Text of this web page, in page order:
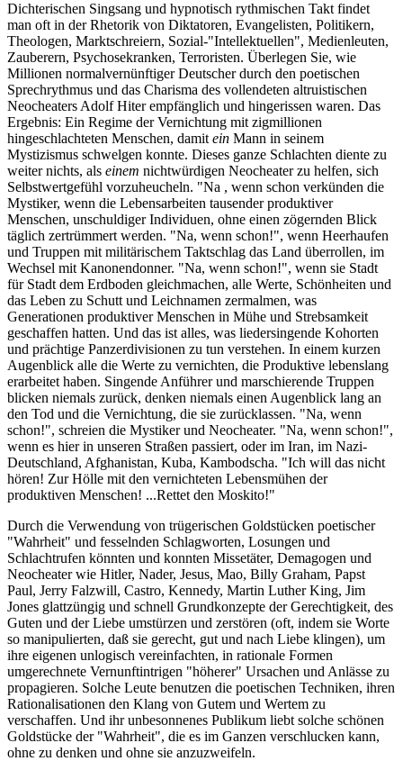
Dichterischen Singsang und hypnotisch rythmischen Takt findet
man oft in der Rhetorik von Diktatoren, Evangelisten, Politikern,
Theologen, Marktschreiern, Sozial-"Intellektuellen", Medienleuten,
Zauberern, Psychosekranken, Terroristen. Überlegen Sie, wie
Millionen normalvernünftiger Deutscher durch den poetischen
Sprechrythmus und das Charisma des vollendeten altruistischen
Neocheaters Adolf Hiter empfänglich und hingerissen waren. Das
Ergebnis: Ein Regime der Vernichtung mit zigmillionen
hingeschlachteten Menschen, damit ein Mann in seinem
Mystizismus schwelgen konnte. Dieses ganze Schlachten diente zu
weiter nichts, als einem nichtwürdigen Neocheater zu helfen, sich
Selbstwertgefühl vorzuheucheln. "Na , wenn schon verkünden die
Mystiker, wenn die Lebensarbeiten tausender produktiver
Menschen, unschuldiger Individuen, ohne einen zögernden Blick
täglich zertrümmert werden. "Na, wenn schon!", wenn Heerhaufen
und Truppen mit militärischem Taktschlag das Land überrollen, im
Wechsel mit Kanonendonner. "Na, wenn schon!", wenn sie Stadt
für Stadt dem Erdboden gleichmachen, alle Werte, Schönheiten und
das Leben zu Schutt und Leichnamen zermalmen, was
Generationen produktiver Menschen in Mühe und Strebsamkeit
geschaffen hatten. Und das ist alles, was liedersingende Kohorten
und prächtige Panzerdivisionen zu tun verstehen. In einem kurzen
Augenblick alle die Werte zu vernichten, die Produktive lebenslang
erarbeitet haben. Singende Anführer und marschierende Truppen
blicken niemals zurück, denken niemals einen Augenblick lang an
den Tod und die Vernichtung, die sie zurücklassen. "Na, wenn
schon!", schreien die Mystiker und Neocheater. "Na, wenn schon!",
wenn es hier in unseren Straßen passiert, oder im Iran, im Nazi-
Deutschland, Afghanistan, Kuba, Kambodscha. "Ich will das nicht
hören! Zur Hölle mit den vernichteten Lebensmühen der
produktiven Menschen! ...Rettet den Moskito!"
Durch die Verwendung von trügerischen Goldstücken poetischer
"Wahrheit" und fesselnden Schlagworten, Losungen und
Schlachtrufen könnten und konnten Missetäter, Demagogen und
Neocheater wie Hitler, Nader, Jesus, Mao, Billy Graham, Papst
Paul, Jerry Falzwill, Castro, Kennedy, Martin Luther King, Jim
Jones glattzüngig und schnell Grundkonzepte der Gerechtigkeit, des
Guten und der Liebe umstürzen und zerstören (oft, indem sie Worte
so manipulierten, daß sie gerecht, gut und nach Liebe klingen), um
ihre eigenen unlogisch vereinfachten, in rationale Formen
umgerechnete Vernunftintrigen "höherer" Ursachen und Anlässe zu
propagieren. Solche Leute benutzen die poetischen Techniken, ihren
Rationalisationen den Klang von Gutem und Wertem zu
verschaffen. Und ihr unbesonnenes Publikum liebt solche schönen
Goldstücke der "Wahrheit", die es im Ganzen verschlucken kann,
ohne zu denken und ohne sie anzuzweifeln.